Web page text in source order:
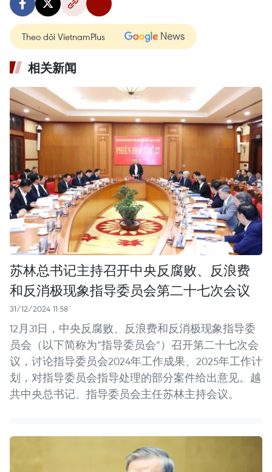
Theo dõi VietnamPlus
相关新闻
苏林总书记主持召开中央反腐败、反浪费
和反消极现象指导委员会第二十七次会议
31/12/2024 11:58
12月31日，中央反腐败、反浪费和反消极现象指导委
员会（以下简称为“指导委员会”）召开第二十七次会
议，讨论指导委员会2024年工作成果、2025年工作计
划，对指导委员会指导处理的部分案件给出意见。越
共中央总书记、指导委员会主任苏林主持会议。